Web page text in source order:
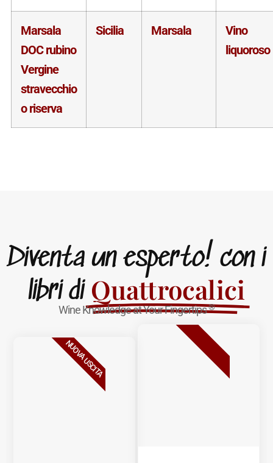
Marsala
DOC rubino
Vergine
stravecchio
o riserva
Sicilia Marsala
Vino
liquoroso
Diventa un esperto! con i
libri di Quattrocalici
Wine Knowledge at Your Fingertips®
NUOVA USCITA BESTSELLER